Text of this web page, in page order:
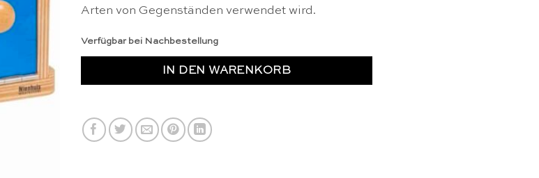
Arten von Gegenständen verwendet wird.
Verfügbar bei Nachbestellung
IN DEN WARENKORB